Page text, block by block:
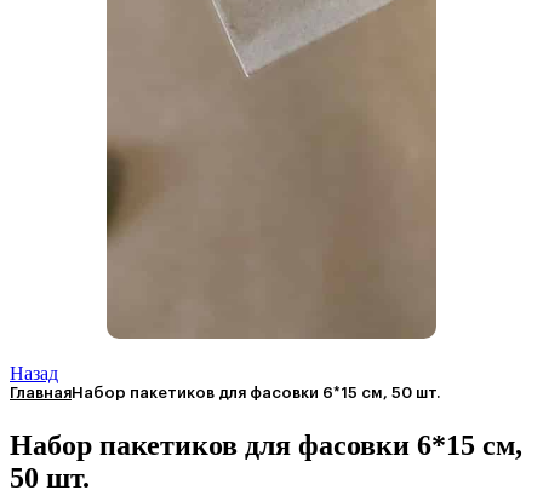
Назад
ГлавнаяНабор пакетиков для фасовки 6*15 см, 50 шт.
Набор пакетиков для фасовки 6*15 см,
50 шт.